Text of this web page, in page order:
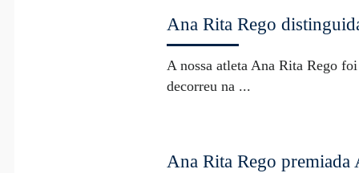
Ana Rita Rego
A nossa atleta Ana Rita Rego
decorreu na ...
Ana Rita Rego